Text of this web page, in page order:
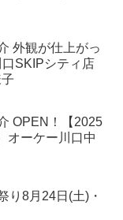
外観が仕上がっ
SKIPシティ店
OPEN！【2025
オーケー川口中
8月24日(土)・